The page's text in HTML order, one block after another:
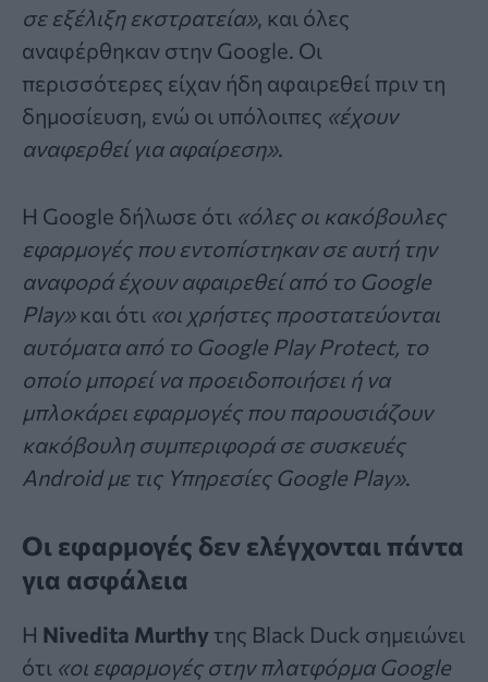
σε εξέλιξη εκστρατεία», και όλες
αναφέρθηκαν στην Google. Οι
περισσότερες είχαν ήδη αφαιρεθεί πριν τη
δημοσίευση, ενώ οι υπόλοιπες «έχουν
αναφερθεί για αφαίρεση».
Η Google δήλωσε ότι «όλες οι κακόβουλες
εφαρμογές που εντοπίστηκαν σε αυτή την
αναφορά έχουν αφαιρεθεί από το Google
Play»και ότι «οι χρήστες προστατεύονται
αυτόματα από το Google Play Protect, το
οποίο μπορεί να προειδοποιήσει ή να
μπλοκάρει εφαρμογές που παρουσιάζουν
κακόβουλη συμπεριφορά σε συσκευές
Android με τις Υπηρεσίες Google Play».
Οι εφαρμογές δεν ελέγχονται πάντα
για ασφάλεια
Η Nivedita Murthyτης Black Duck σημειώνει
ότι «οι εφαρμογές στην πλατφόρμα Google